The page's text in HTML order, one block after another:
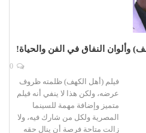
وألوان النفاق في الفن والحياة!
فيلم (أهل الكهف) ظلمته ظروف
عرضه، ولكن هذا لا ينفي أنه فيلم
متميز وإضافة مهمة للسينما
المصرية ولكل من شارك فيه، ولا
زالت متاحة فرصة أن ينال حقه